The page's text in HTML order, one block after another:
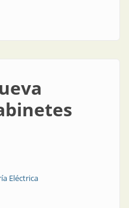
calentando los motores
Eléctrica